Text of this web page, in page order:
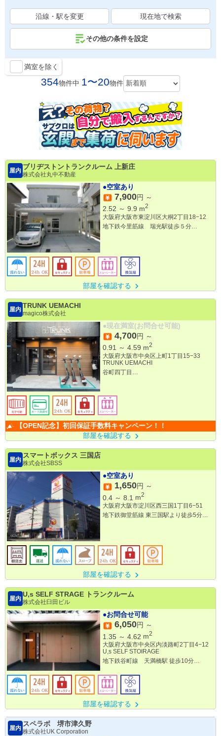
沿線・駅を変更 現在地で検索
その他の条件を設定
満室を除く
354物件中 1〜20物件
屋内
ブリヂストントランクルーム 上新庄
株式会社丸中不動産
●空室あり
7,900円 ～
2.52 ～ 9.9 m2
大阪府大阪市東淀川区大桐2丁目18−12
地下鉄今里筋線 瑞光駅徒歩５分
部屋を確認する
屋内
TRUNK UEMACHI
magico株式会社
●現在満室(お問合せ可能)
4,700円 ～
0.91
～ 4.59 m2
大阪府大阪市中央区上町1丁目15−33
TRUNK UEMACHI
谷町四丁目
【OPEN記念】初回保証手数料キャンペーン！！
部屋を確認する
屋内
スマートボックス 三国店
株式会社SBSS
●空室あり
1,650円 ～
0.4 ～ 8.1 m2
大阪府大阪市淀川区西三国1丁目6−51
地下鉄御堂筋線 東三国駅より徒歩5分
部屋を確認する
屋内
U,s SELF STRAGE トランクルーム
株式会社臼田ビル
●お問合せ可能
6,050円 ～
1.35 ～ 4.62 m2
大阪府大阪市中央区内淡路町2丁目4−12
U,s SELF STOIRAGE
地下鉄谷町線 天満橋駅 徒歩10分
地下鉄谷町線 谷町4丁目駅 徒歩15分
部屋を確認する
屋内
スペラボ 堺市津久野
株式会社UK Corporation